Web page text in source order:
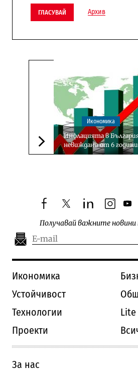
ГЛАСУВАЙ Архив
Следваща новина
Икономика
Инфлацията в
невиждани от 6
facebooktwitterlinkedin
Получавай важните
Икономика
Устойчивост
Технологии
Lite
Проекти
За нас